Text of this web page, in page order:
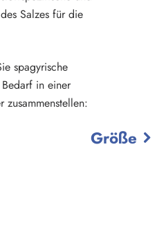
Salzes für die
spagyrische
in einer
Größe